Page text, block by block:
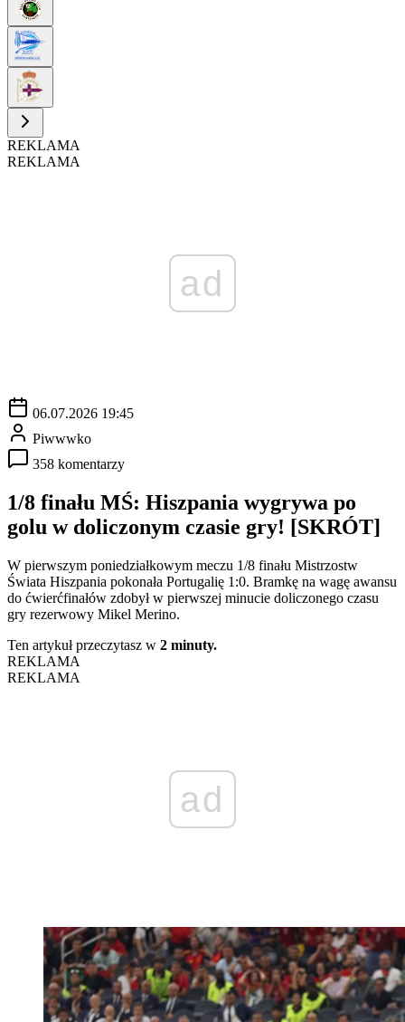
REKLAMA
REKLAMA
ad
06.07.2026 19:45
Piwwwko
358 komentarzy
1/8 finału MŚ: Hiszpania wygrywa po
golu w doliczonym czasie gry! [SKRÓT]
W pierwszym poniedziałkowym meczu 1/8 finału Mistrzostw
Świata Hiszpania pokonała Portugalię 1:0. Bramkę na wagę awansu
do ćwierćfinałów zdobył w pierwszej minucie doliczonego czasu
gry rezerwowy Mikel Merino.
Ten artykuł przeczytasz w 2 minuty.
REKLAMA
REKLAMA
ad